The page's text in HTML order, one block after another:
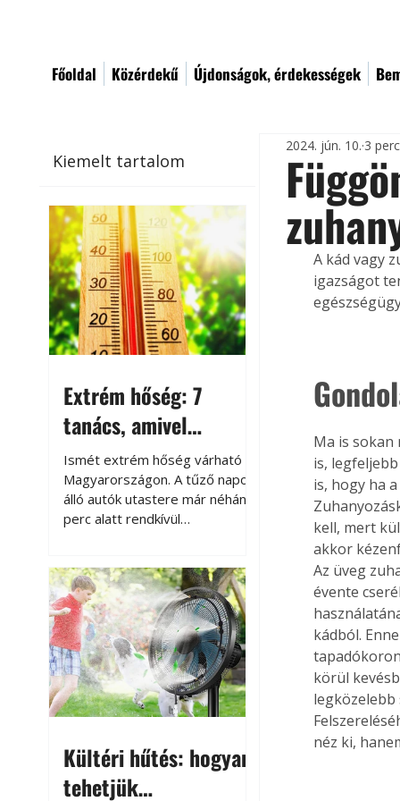
Főoldal Közérdekű Újdonságok, érdekességek
Kiemelt tartalom
Extrém hőség: 7
tanács, amivel
megóvhatjuk
autónkat a nyári
károktól
Ismét extrém hőség várható
Magyarországon. A tűző napon
álló autók utastere már néhány
perc alatt rendkívül
megközelítheti. Ez nemcsak a
beszállást teszi kellemetlenné,
hanem az autó állapotára és a
benne hagyott tárgyakra is
káros hatással lehet. Néhány
egyszerű óvintézkedéssel
azonban jelentősen
csökkenthetjük a hőség káros
Kültéri hűtés: hogyan
tehetjük
2024. jún. 10. 3
A kád vagy
igazságot
Ma is sokan
is,
is, hogy ha
kell, mert
akkor
Az üveg
évente
kádból.
körül
néz ki,